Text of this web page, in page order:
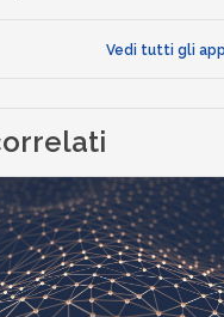
Vedi tutti gli